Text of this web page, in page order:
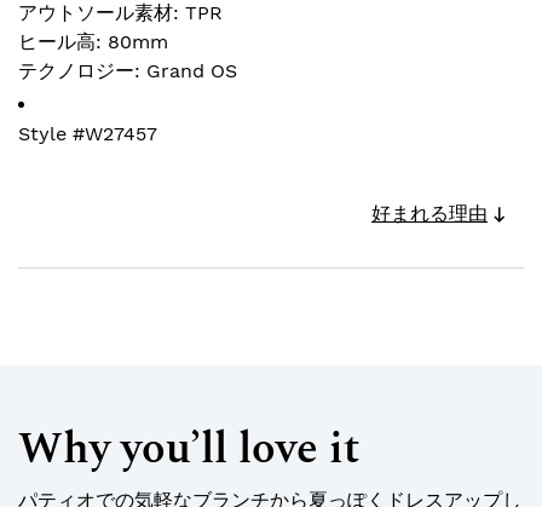
アウトソール素材: TPR
ヒール高: 80mm
テクノロジー: Grand OS
Style #W27457
好まれる理由
Why you’ll love it
パティオでの気軽なブランチから夏っぽくドレスアップし